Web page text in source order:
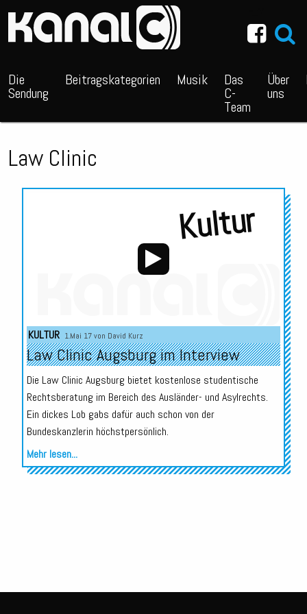
Die
Sendung
Beitragskategorien Musik Das
C-
Team
Über
uns
Law Clinic
Kultur
Player
KULTUR 1.Mai 17 von David Kurz
Law Clinic Augsburg im Interview
Die Law Clinic Augsburg bietet kostenlose studentische
Rechtsberatung im Bereich des Ausländer- und Asylrechts.
Ein dickes Lob gabs dafür auch schon von der
Bundeskanzlerin höchstpersönlich.
Mehr lesen...